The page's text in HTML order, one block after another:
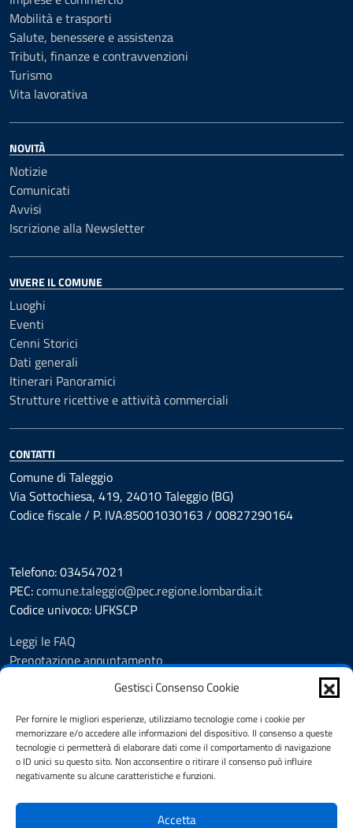
Gestisci Consenso Cookie
Per fornire le migliori esperienze, utilizziamo tecnologie come i cookie per
memorizzare e/o accedere alle informazioni del dispositivo. Il consenso a queste
tecnologie ci permetterà di elaborare dati come il comportamento di navigazione
o ID unici su questo sito. Non acconsentire o ritirare il consenso può influire
negativamente su alcune caratteristiche e funzioni.
Accetta
Mobilità e trasporti
Salute, benessere e assistenza
Tributi, finanze e contravvenzioni
Turismo
Vita lavorativa
NOVITÀ
Notizie
Comunicati
Avvisi
Iscrizione alla Newsletter
VIVERE IL COMUNE
Luoghi
Eventi
Cenni Storici
Dati generali
Itinerari Panoramici
Strutture ricettive e attività commerciali
CONTATTI
Comune di Taleggio
Via Sottochiesa, 419, 24010 Taleggio (BG)
Codice fiscale / P. IVA:85001030163 / 00827290164
Telefono: 034547021
PEC:comune.taleggio@pec.regione.lombardia.it
Codice univoco: UFKSCP
Leggi le FAQ
Prenotazione appuntamento
Segnalazione disservizio
Richiesta Assistenza
Amministrazione Trasparente
Albo pretorio dal 8.11.23
Albo pretorio fino al 7.11.23
Atti amministrativi
Informativa privacy